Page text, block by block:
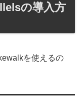
の導入方
を使えるの